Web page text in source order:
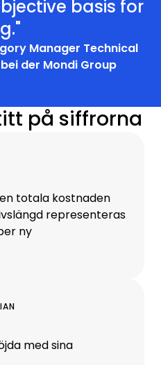
basis for
Manager Technical
der Mondi Group
på siffrorna
totala kostnaden
representeras
ny
med sina